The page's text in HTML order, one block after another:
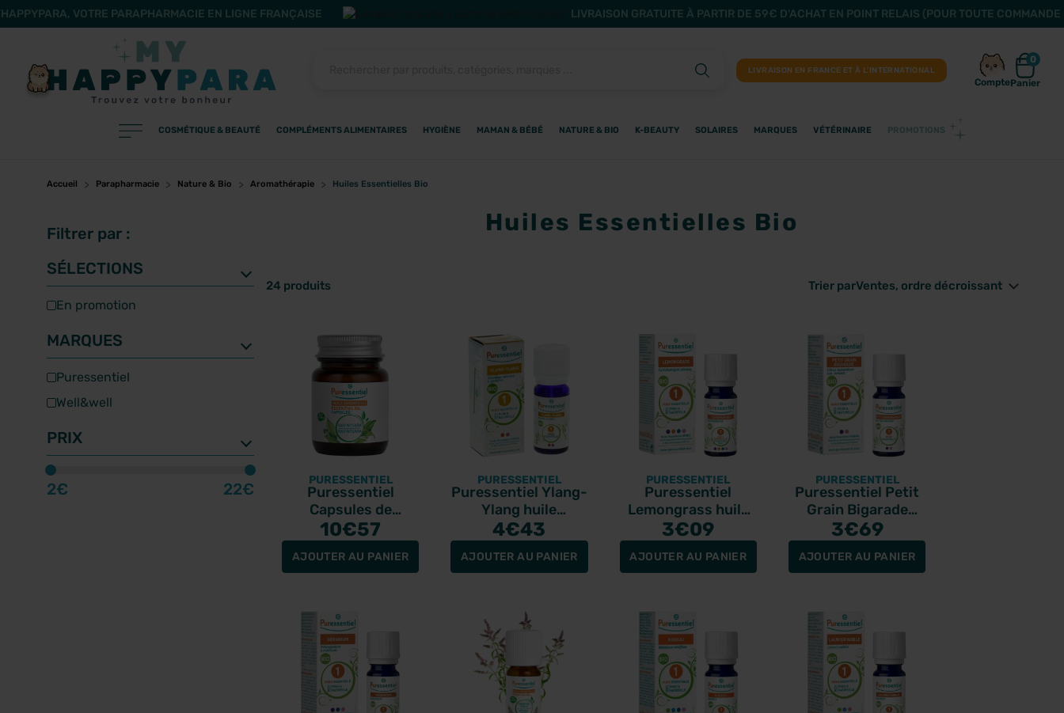
VOTRE PARAPHARMACIE EN LIGNE FRANÇAISE LIVRAISON GRATUITE À PARTIR DE 59€ D'ACHAT EN POINT RELAIS (POUR TOUTE
Filtres
CATÉGORIES
MARQUES
PRODUITS
LIVRAISON EN FRANCE ET À L’INTERNATIONAL
Compte
0
Panier
COSMÉTIQUE & BEAUTÉ COMPLÉMENTS ALIMENTAIRES HYGIÈNE MAMAN & BÉBÉ NATURE & BIO K-BEAUTY SOLAIRES MARQUES VÉTÉRINAIRE PROMOTIONS
Accueil Parapharmacie Nature & Bio Aromathérapie Huiles Essentielles Bio
Filtrer par :
SÉLECTIONS
en promotion
MARQUES
puressentiel
well&well
PRIX
2€ 22€
Huiles Essentielles Bio
24 produits Trier parVentes, ordre décroissant
PURESSENTIEL
Puressentiel
Capsules de
Ravintsara bio 60
capsules
10€57
AJOUTER AU PANIER
PURESSENTIEL
Puressentiel Ylang-
Ylang huile
essentielle bio 5ml
4€43
AJOUTER AU PANIER
PURESSENTIEL
Puressentiel
Lemongrass huile
essentielle bio 10ml
3€09
AJOUTER AU PANIER
PURESSENTIEL
Puressentiel Petit
Grain Bigarade
huile essentielle bio
10ml
3€69
AJOUTER AU PANIER